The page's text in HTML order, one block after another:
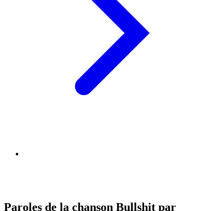
Paroles de la chanson Bullshit par